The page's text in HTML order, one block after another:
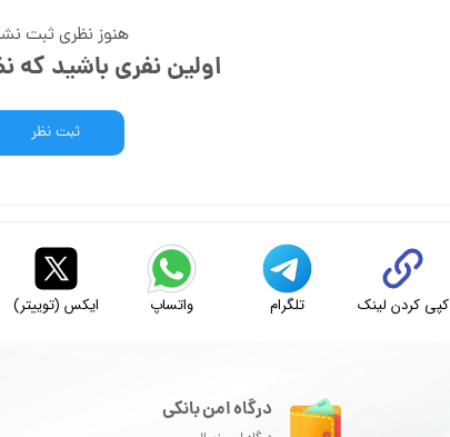
هنوز نظری ثبت
اولین نفری باشید که
ثبت نظر
کپی کردن لینک تلگرام واتساپ ایکس (توییتر)
درگاه امن بانکی